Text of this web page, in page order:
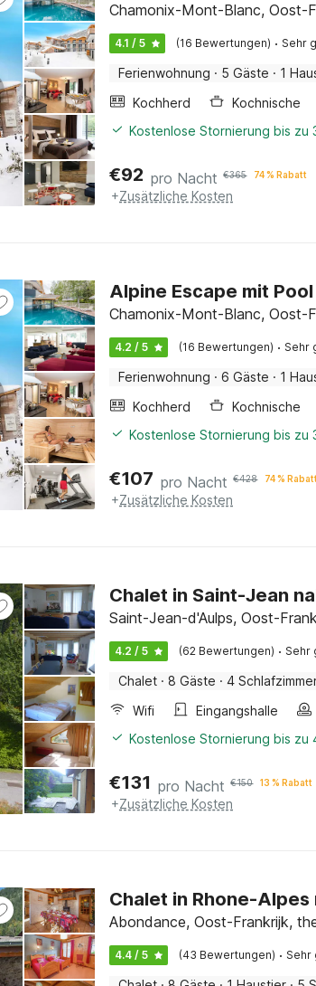
Chamonix-Mont-Blanc, Oost-
4.1 / 5 (16 Bewertungen) · Sehr
Ferienwohnung · 5 Gäste · 1
Kochherd
Kochnische
Kostenlose Stornierung bis zu
€92 pro Nacht €365 74 % Rabatt
+Zusätzliche Kosten
Alpine Escape mit
Chamonix-Mont-Blanc, Oost-
4.2 / 5 (16 Bewertungen) · Sehr
Ferienwohnung · 6 Gäste · 1
Kochherd
Kochnische
Kostenlose Stornierung bis zu
€107 pro Nacht €428 74 %
+Zusätzliche Kosten
Chalet in Saint-Jean
Saint-Jean-d'Aulps, Oost-
4.2 / 5 (62 Bewertungen) · Sehr
Chalet · 8 Gäste · 4
Wifi
Eingangshalle
Kostenlose Stornierung bis zu
€131 pro Nacht €150 13 % Rabatt
+Zusätzliche Kosten
Chalet in Rhone-
Abondance, Oost-Frankrijk,
4.4 / 5 (43 Bewertungen) · Sehr